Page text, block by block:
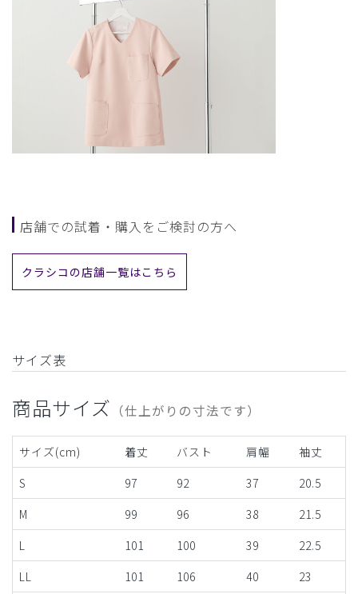
店舗での試着・購入をご検討の方へ
クラシコの店舗一覧はこちら
サイズ表
商品サイズ （仕上がりの寸法です）
サイズ(cm) 着丈 バスト 肩幅
袖丈
S
97 92 37
20.5
M
99 96 38
21.5
L
101 100 39
22.5
LL
101 106 40 23